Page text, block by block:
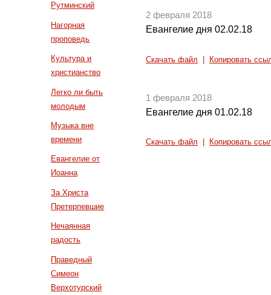
Рутминский
Нагорная
проповедь
Культура и
христианство
Легко ли быть
молодым
Музыка вне
времени
Евангелие от
Иоанна
За Христа
Претерпевшие
Нечаянная
радость
Праведный
Симеон
Верхотурский
2 февраля 2018
Евангелие дня 02.02.18
Скачать файл Копировать
1 февраля 2018
Евангелие дня 01.02.18
Скачать файл Копировать